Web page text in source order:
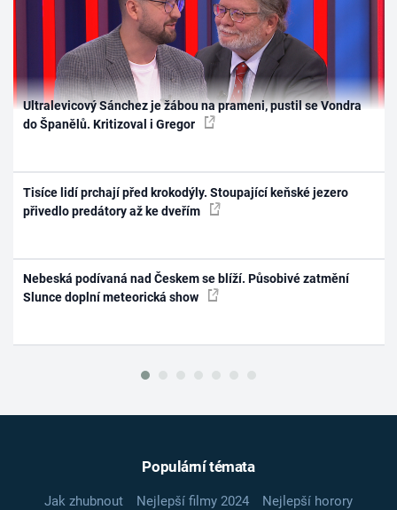
Ultralevicový Sánchez je žábou na prameni, pustil se Vondra
do Španělů. Kritizoval i Gregor
Tisíce lidí prchají před krokodýly. Stoupající keňské jezero
přivedlo predátory až ke dveřím
Nebeská podívaná nad Českem se blíží. Působivé zatmění
Slunce doplní meteorická show
Populární témata
Jak zhubnout Nejlepší filmy 2024
Nejlepší horory